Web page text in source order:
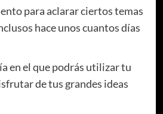
para aclarar ciertos temas
hace unos cuantos días
en el que podrás utilizar tu
de tus grandes ideas